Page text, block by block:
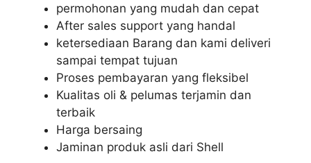
permohonan yang mudah dan cepat
After sales support yang handal
ketersediaan Barang dan kami deliveri
sampai tempat tujuan
Proses pembayaran yang fleksibel
Kualitas oli & pelumas terjamin dan
terbaik
Harga bersaing
Jaminan produk asli dari Shell